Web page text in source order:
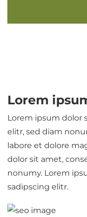
Lorem
Lorem ipsum dolor
elitr, sed diam
labore et dolore
dolor sit amet,
nonumy. Lorem
sadipscing elitr.